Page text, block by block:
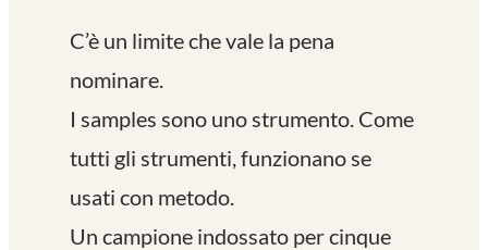
C’è un limite che vale la pena
nominare.
I samples sono uno strumento. Come
tutti gli strumenti, funzionano se
usati con metodo.
Un campione indossato per cinque